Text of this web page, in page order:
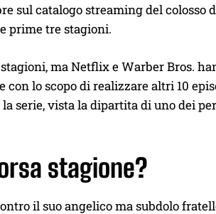
sul catalogo streaming del colosso
prime tre stagioni.
ma Netflix e Warber Bros.
lo scopo di realizzare altri 10
serie, vista la dipartita di uno dei
stagione?
il suo angelico ma subdolo